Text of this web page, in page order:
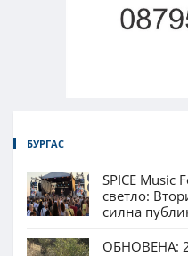
БУРГАС
SPICE Music
светло:
силна
ОБНОВЕНА: